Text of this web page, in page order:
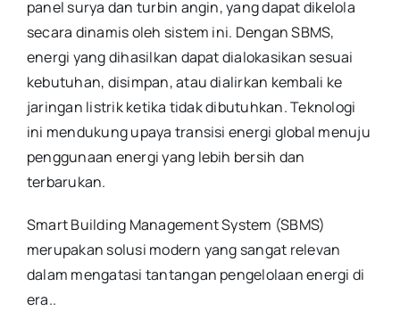
panel surya dan turbin angin, yang dapat dikelola
secara dinamis oleh sistem ini. Dengan SBMS,
energi yang dihasilkan dapat dialokasikan sesuai
kebutuhan, disimpan, atau dialirkan kembali ke
jaringan listrik ketika tidak dibutuhkan. Teknologi
ini mendukung upaya transisi energi global menuju
penggunaan energi yang lebih bersih dan
terbarukan.
Smart Building Management System (SBMS)
merupakan solusi modern yang sangat relevan
dalam mengatasi tantangan pengelolaan energi di
era..